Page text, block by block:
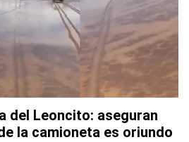
del Leoncito: aseguran
la camioneta es oriundo